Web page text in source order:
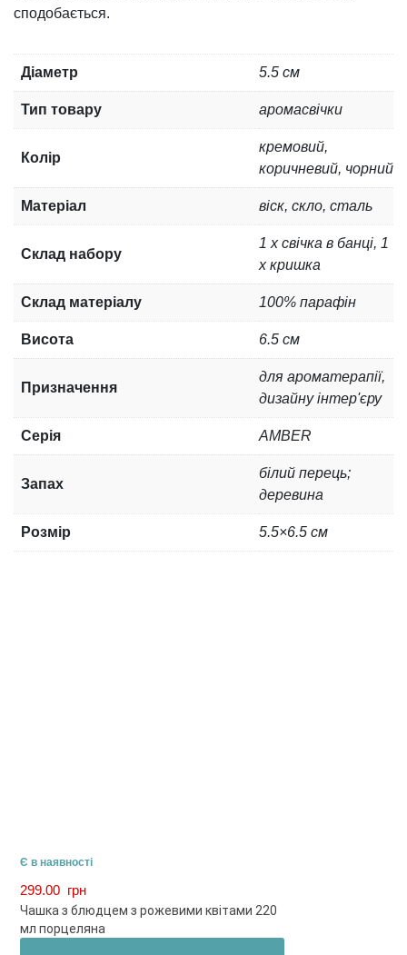
сподобається.
Діаметр 5.5 см
Тип товару аромасвічки
Колір
кремовий,
коричневий, чорний
Матеріал віск, скло, сталь
Склад набору
1 x свічка в банці, 1
x кришка
Склад матеріалу 100% парафін
Висота 6.5 см
Призначення
для ароматерапії,
дизайну інтер'єру
Серія AMBER
Запах
білий перець;
деревина
Розмір 5.5×6.5 см
Є в наявності
299.00 грн
Чашка з блюдцем з рожевими квітами 220
мл порцеляна